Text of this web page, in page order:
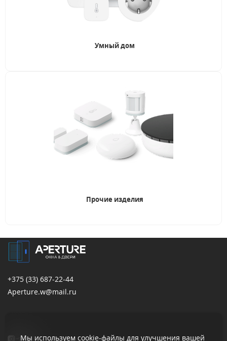
Умный дом
Прочие изделия
+375 (33) 687-22-44
Aperture.w@mail.ru
Мы используем cookie-файлы для улучшения вашей